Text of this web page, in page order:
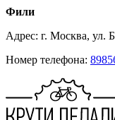
Фили
Адрес: г. Москва, ул.
Номер телефона: